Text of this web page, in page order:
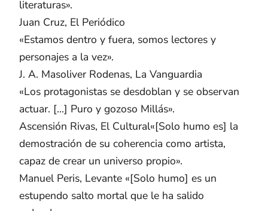
literaturas».
Juan Cruz, El Periódico
«Estamos dentro y fuera, somos lectores y
personajes a la vez».
J. A. Masoliver Rodenas, La Vanguardia
«Los protagonistas se desdoblan y se observan
actuar. [...] Puro y gozoso Millás».
Ascensión Rivas, El Cultural«[Solo humo es] la
demostración de su coherencia como artista,
capaz de crear un universo propio».
Manuel Peris, Levante «[Solo humo] es un
estupendo salto mortal que le ha salido